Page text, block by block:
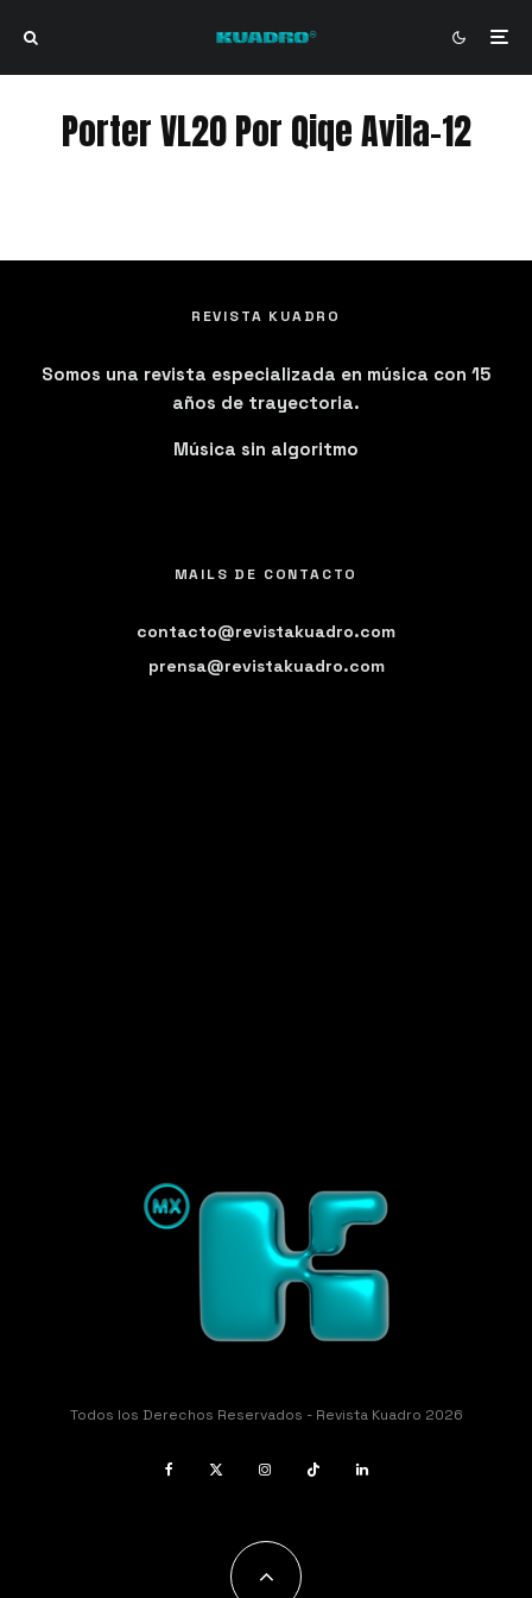
Porter VL20 Por Qiqe Avila-12
REVISTA KUADRO
Somos una revista especializada en música con 15
años de trayectoria.
Música sin algoritmo
MAILS DE CONTACTO
contacto@revistakuadro.com
prensa@revistakuadro.com
Todos los Derechos Reservados - Revista Kuadro 2026